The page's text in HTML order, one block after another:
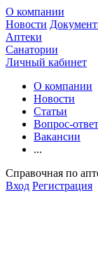
О компании
Новости
Аптеки
Санатории
Личный кабинет
О компании
Новости
Статьи
Вопрос-ответ
Вакансии
...
Справочная по
Вход Регистрация